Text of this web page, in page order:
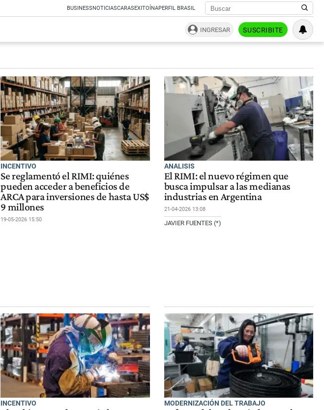
BUSINESSNOTICIASCARASEXITOÍNAPERFIL BRASIL
INGRESAR SUSCRIBITE
INCENTIVO
Se reglamentó el RIMI: quiénes
pueden acceder a beneficios de
ARCA para inversiones de hasta US$
9 millones
19-05-2026 15:50
ANALISIS
El RIMI: el nuevo régimen que
busca impulsar a las medianas
industrias en Argentina
21-04-2026 13:08
JAVIER FUENTES (*)
INCENTIVO MODERNIZACIÓN DEL TRABAJO